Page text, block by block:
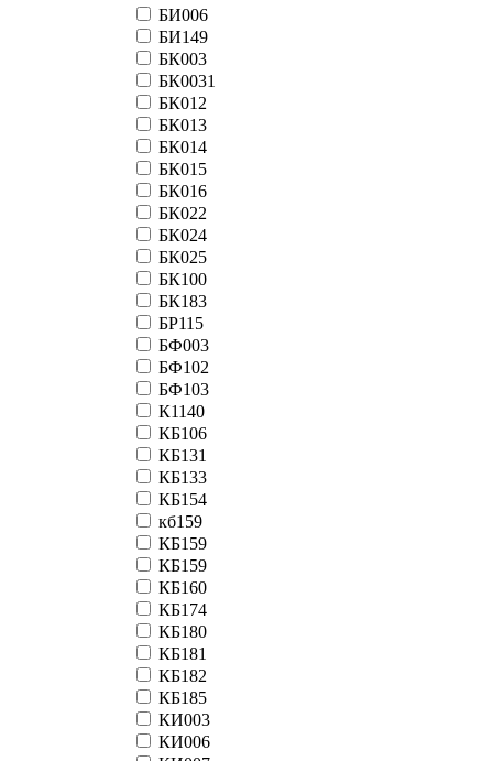
БИ006
БИ149
БК003
БК0031
БК012
БК013
БК014
БК015
БК016
БК022
БК024
БК025
БК100
БК183
БР115
БФ003
БФ102
БФ103
К1140
КБ106
КБ131
КБ133
КБ154
кб159
КБ159
КБ159
КБ160
КБ174
КБ180
КБ181
КБ182
КБ185
КИ003
КИ006